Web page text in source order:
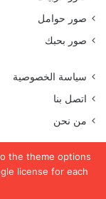
the theme options
license for each
صور حوامل
صور بحبك
سياسة الخصوصية
اتصل بنا
من نحن
جميع